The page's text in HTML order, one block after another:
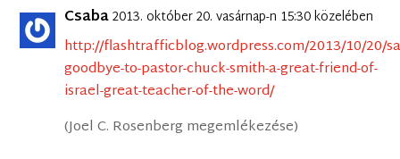
Csaba2013. október 20. vasárnap-n 15:30 közelében
http://flashtrafficblog.wordpress.com/2013/10/20/
goodbye-to-pastor-chuck-smith-a-great-friend-of-
israel-great-teacher-of-the-word/
(Joel C. Rosenberg megemlékezése)